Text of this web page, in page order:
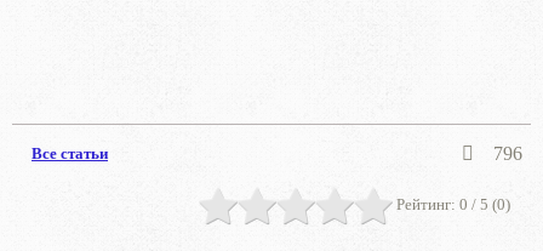
Все статьи 796
Рейтинг: 0 / 5 (0)